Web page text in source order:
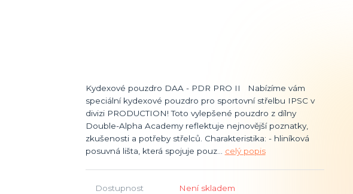
Kydexové pouzdro DAA - PDR PRO II Nabízíme vám
speciální kydexové pouzdro pro sportovní střelbu IPSC v
divizi PRODUCTION! Toto vylepšené pouzdro z dílny
Double-Alpha Academy reflektuje nejnovější poznatky,
zkušenosti a potřeby střelců. Charakteristika: - hliníková
posuvná lišta, která spojuje pouz... celý popis
Dostupnost Není skladem